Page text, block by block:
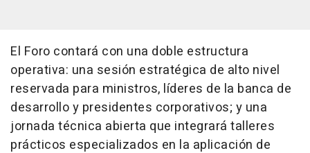
El Foro contará con una doble estructura
operativa: una sesión estratégica de alto nivel
reservada para ministros, líderes de la banca de
desarrollo y presidentes corporativos; y una
jornada técnica abierta que integrará talleres
prácticos especializados en la aplicación de